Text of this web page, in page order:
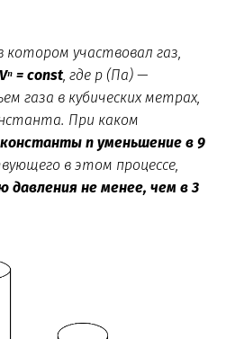
котором участвовал газ,
= const, где p (Па) —
газа в кубических метрах,
. При каком
n уменьшение в 9
в этом процессе,
давления не менее, чем в 3